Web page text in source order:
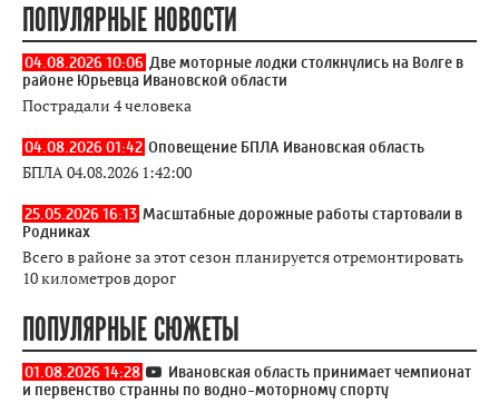
ПОПУЛЯРНЫЕ НОВОСТИ
04.08.2026 10:06 Две моторные лодки столкнулись на Волге в
районе Юрьевца Ивановской области
Пострадали 4 человека
04.08.2026 01:42 Оповещение БПЛА Ивановская область
БПЛА 04.08.2026 1:42:00
25.05.2026 16:13 Масштабные дорожные работы стартовали в
Родниках
Всего в районе за этот сезон планируется отремонтировать
10 километров дорог
ПОПУЛЯРНЫЕ СЮЖЕТЫ
01.08.2026 14:28
Ивановская область принимает чемпионат
и первенство странны по водно-моторному спорту